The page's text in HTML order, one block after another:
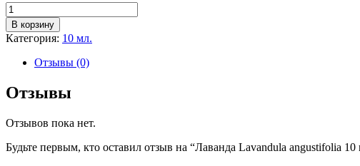
Количество
товара
Лаванда
Lavandula
angustifolia
ml
В корзину
Категория: 10 мл.
Отзывы (0)
Отзывы
Отзывов пока нет.
Будьте первым, кто оставил отзыв на “Лаванда Lavandula angustifolia 10